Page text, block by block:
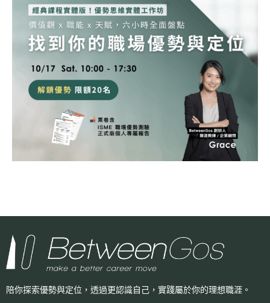
陪你探索優勢與定位，透過更認識自己， 實踐屬於你的理想職涯。